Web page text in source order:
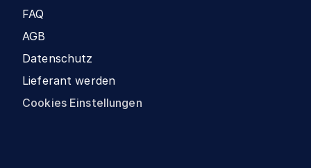
FAQ
AGB
Datenschutz
Lieferant werden
Cookies Einstellungen